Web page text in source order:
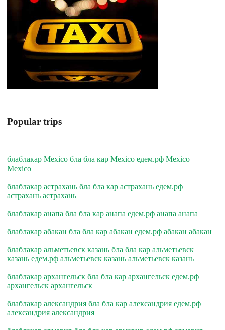
Popular trips
блаблакар Mexico бла бла кар Mexico едем.рф Mexico
Mexico
блаблакар астрахань бла бла кар астрахань едем.рф
астрахань астрахань
блаблакар анапа бла бла кар анапа едем.рф анапа анапа
блаблакар абакан бла бла кар абакан едем.рф абакан абакан
блаблакар альметьевск казань бла бла кар альметьевск
казань едем.рф альметьевск казань альметьевск казань
блаблакар архангельск бла бла кар архангельск едем.рф
архангельск архангельск
блаблакар александрия бла бла кар александрия едем.рф
александрия александрия